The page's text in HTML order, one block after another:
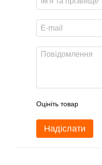
Оцініть товар
Надіслати